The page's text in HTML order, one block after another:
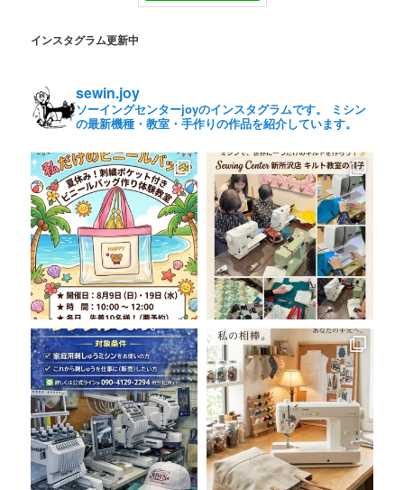
インスタグラム更新中
sewin.joy
ソーイングセンターjoyのインスタグラムです。 ミシン
の最新機種・教室・手作りの作品を紹介しています。